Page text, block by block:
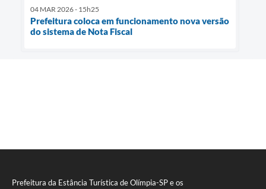
Prefeitura da Estância Turística de Olímpia-SP e os
04 MAR 2026 - 15h25
Prefeitura coloca em funcionamento nova versão
do sistema de Nota Fiscal